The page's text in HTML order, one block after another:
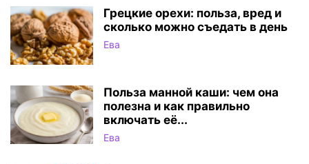
Грецкие орехи: польза, вред и
сколько можно съедать в день
Ева
Польза манной каши: чем она
полезна и как правильно
включать её...
Ева